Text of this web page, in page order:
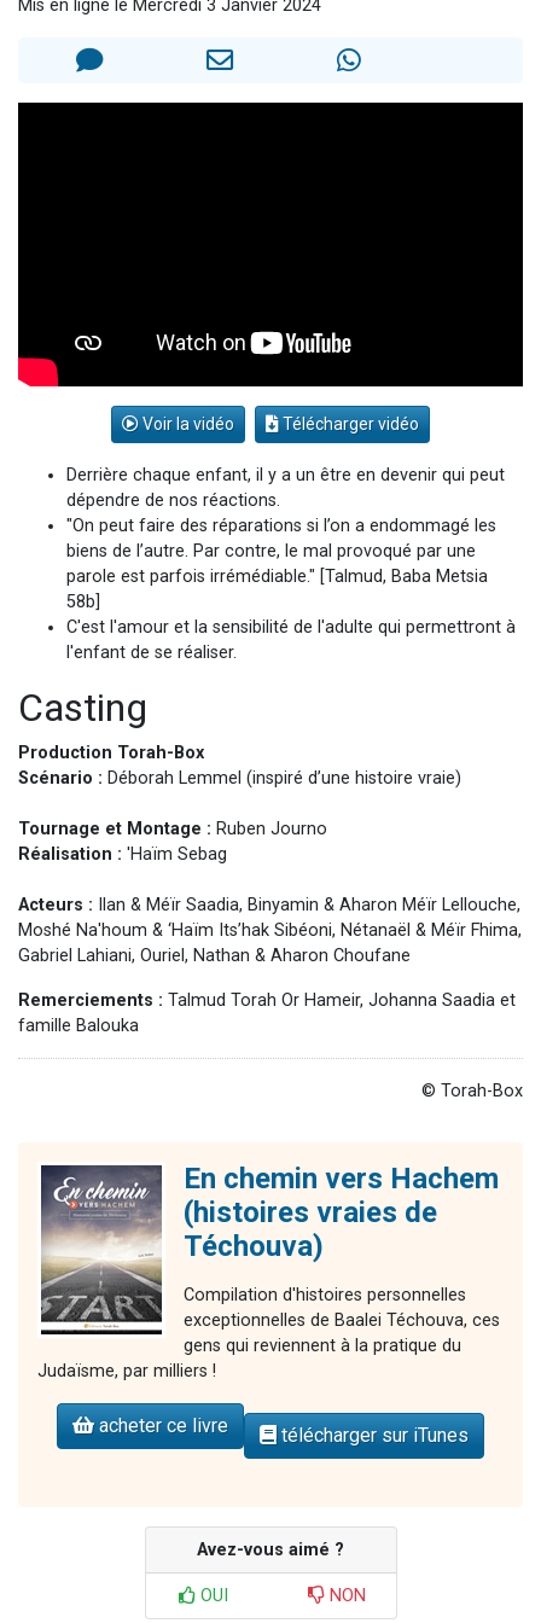
Mis en ligne le Mercredi 3 Janvier 2024
Voir la vidéo Télécharger vidéo
Derrière chaque enfant, il y a un être en devenir qui peut
dépendre de nos réactions.
"On peut faire des réparations si l’on a endommagé les
biens de l’autre. Par contre, le mal provoqué par une
parole est parfois irrémédiable." [Talmud, Baba Metsia
58b]
C'est l'amour et la sensibilité de l'adulte qui permettront à
l'enfant de se réaliser.
Casting
Production Torah-Box
Scénario : Déborah Lemmel (inspiré d’une histoire vraie)
Tournage et Montage : Ruben Journo
Réalisation : 'Haïm Sebag
Acteurs : Ilan & Méïr Saadia, Binyamin & Aharon Méïr Lellouche,
Moshé Na'houm & ‘Haïm Its’hak Sibéoni, Nétanaël & Méïr Fhima,
Gabriel Lahiani, Ouriel, Nathan & Aharon Choufane
Remerciements : Talmud Torah Or Hameir, Johanna Saadia et
famille Balouka
© Torah-Box
En chemin vers Hachem
(histoires vraies de
Téchouva)
Compilation d'histoires personnelles
exceptionnelles de Baalei Téchouva, ces
gens qui reviennent à la pratique du
Judaïsme, par milliers !
acheter ce livre télécharger sur iTunes
Avez-vous aimé ?
OUI NON